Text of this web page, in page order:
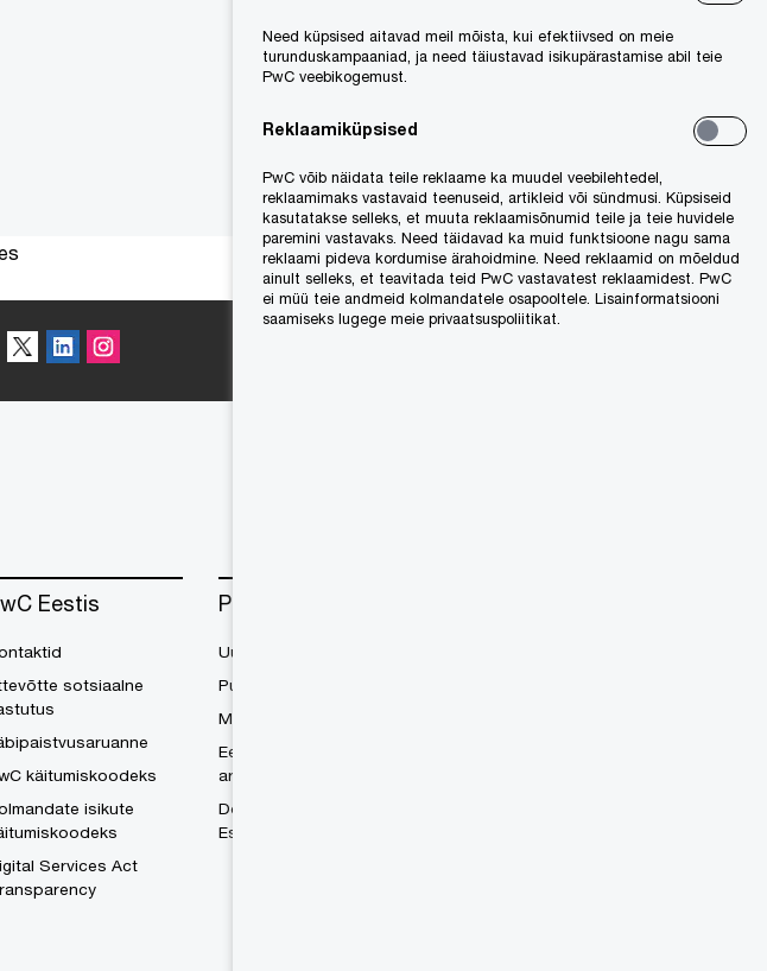
Eestis
sotsiaalne
käitumiskoodeks
isikute
Services Act
Press
Uudised
Publikatsioonid
Maksuteated
Eesti tippjuhtide
arvamusuuringud
Doing Business in
Estonia
Need küpsised aitavad meil mõista, kui efektiivsed on meie
turunduskampaaniad, ja need täiustavad isikupärastamise abil teie
PwC veebikogemust.
Reklaamiküpsised
PwC võib näidata teile reklaame ka muudel veebilehtedel,
reklaamimaks vastavaid teenuseid, artikleid või sündmusi. Küpsiseid
kasutatakse selleks, et muuta reklaamisõnumid teile ja teie huvidele
paremini vastavaks. Need täidavad ka muid funktsioone nagu sama
reklaami pideva kordumise ärahoidmine. Need reklaamid on mõeldud
ainult selleks, et teavitada teid PwC vastavatest reklaamidest. PwC
ei müü teie andmeid kolmandatele osapooltele. Lisainformatsiooni
saamiseks lugege meie privaatsuspoliitikat.